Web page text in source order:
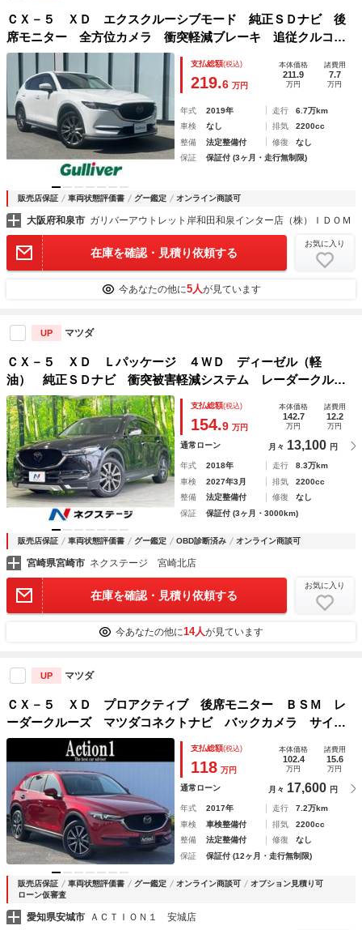
ＣＸ－５ ＸＤ エクスクルーシブモード 純正ＳＤナビ 後
席モニター 全方位カメラ 衝突軽減ブレーキ 追従クルコ
ン レーンキープアシスト コーナーセンサー レザーシー
ト シートヒーター ベンチレーション ブラインドスポット
モニター ＥＴＣ
支払総額(税込)
219.6 万円
本体価格
211.9
万円
諸費用
7.7
万円
年式 2019年 走行
6.7万km
車検
なし 排気
2200cc
整備
法定整備付 修復
なし
保証
保証付 (3ヶ月・走行無制限)
販売店保証 車両状態評価書 グー鑑定 オンライン商談可
大阪府和泉市 ガリバーアウトレット岸和田和泉インター店（株）ＩＤＯＭ
在庫を確認・見積り依頼する
お気に入り
今あなたの他に5人が見ています
UP マツダ
ＣＸ－５ ＸＤ Ｌパッケージ ４ＷＤ ディーゼル（軽
油） 純正ＳＤナビ 衝突被害軽減システム レーダークルー
ズ 全周囲カメラ 電動リアゲート レザーシート コーナー
センサー スマートキー ＬＥＤヘッド ＥＴＣ２．０
支払総額(税込)
154.9 万円
本体価格
142.7
万円
諸費用
12.2
万円
通常ローン 月々 13,100 円
年式 2018年 走行
8.3万km
車検
2027年3月 排気
2200cc
整備
法定整備付 修復
なし
保証
保証付 (3ヶ月・3000km)
販売店保証 車両状態評価書 グー鑑定 OBD診断済み オンライン商談可
宮崎県宮崎市 ネクステージ 宮崎北店
在庫を確認・見積り依頼する
お気に入り
今あなたの他に14人が見ています
UP マツダ
ＣＸ－５ ＸＤ プロアクティブ 後席モニター ＢＳＭ レ
ーダークルーズ マツダコネクトナビ バックカメラ サイド
カメラ コーナーセンサー ＬＥＤヘッド ヘッドアップディ
スプレイ ＥＴＣ ＵＳＢポート スマートキー 純正１９イ
ンチＡＷ
支払総額(税込)
118 万円
本体価格
102.4
万円
諸費用
15.6
万円
通常ローン 月々 17,600 円
年式 2017年 走行
7.2万km
車検
車検整備付 排気
2200cc
整備
法定整備付 修復
なし
保証
保証付 (12ヶ月・走行無制限)
販売店保証 車両状態評価書 グー鑑定 オンライン商談可
オプション見積り可
ローン仮審査
愛知県安城市 ＡＣＴＩＯＮ１ 安城店